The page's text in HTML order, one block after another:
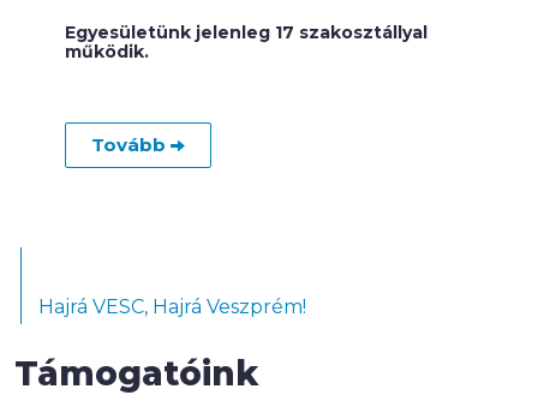
Egyesületünk jelenleg 17 szakosztállyal
működik.
Tovább
Hajrá VESC, Hajrá Veszprém!
Támogatóink